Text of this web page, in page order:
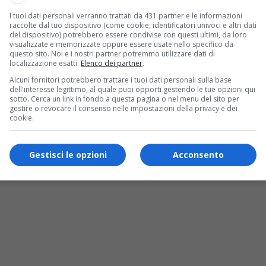
31 ha ospitato la prima edizione del “Memorial
e stimato in tutto il Comitato Vercellese e non solo.
vinta da Maycol Pozzi, Silvano Fonio e Giuseppe
della Valle Elvo.
(Castelli, Duò e Verzotti) e di un’altra della Valle
e alla cerimonia di premiazione anche i
la nostrapagina Facebook
I tuoi dati personali verranno trattati da 431 partner e le informazioni
raccolte dal tuo dispositivo (come cookie, identificatori univoci e altri dati
del dispositivo) potrebbero essere condivise con questi ultimi, da loro
visualizzate e memorizzate oppure essere usate nello specifico da
questo sito. Noi e i nostri partner potremmo utilizzare dati di
localizzazione esatti. Elenco dei partner.
Alcuni fornitori potrebbero trattare i tuoi dati personali sulla base
dell'interesse legittimo, al quale puoi opporti gestendo le tue opzioni qui
sotto. Cerca un link in fondo a questa pagina o nel menu del sito per
gestire o revocare il consenso nelle impostazioni della privacy e dei
cookie.
Acconsento
Gestisci le opzioni